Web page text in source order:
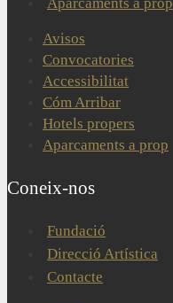
Aparcaments a prop
Avisos
Convocatories
Accessibilitat
Cóm Arribar
Hotels propers
Aparcaments a prop
Coneix-nos
Fundació
Direcció Artística
Contacte